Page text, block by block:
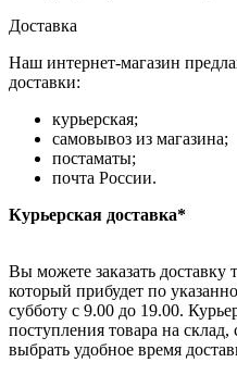
Доставка
Наш интернет-магазин
доставки:
курьерская;
самовывоз из магазина;
постаматы;
почта России.
Курьерская доставка*
Вы можете заказать
который прибудет по
субботу с 9.00 до 19.00.
поступления товара на
выбрать удобное время